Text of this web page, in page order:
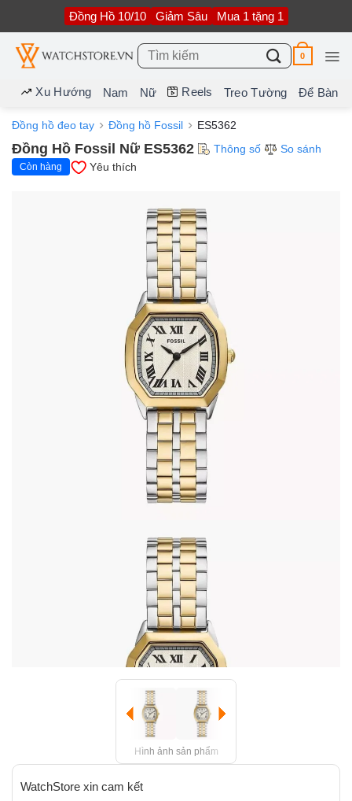
nội
dung
Đồng Hồ 10/10 Giảm Sâu Mua 1 tặng 1
Tìm
kiếm:
0
Xu Hướng Nam Nữ Reels Treo Tường Để Bàn
Đồng hồ đeo tay Đồng hồ Fossil ES5362
Đồng Hồ Fossil Nữ ES5362 Thông số So sánh
Còn hàng Yêu thích
Hình ảnh sản phẩm
WatchStore xin cam kết